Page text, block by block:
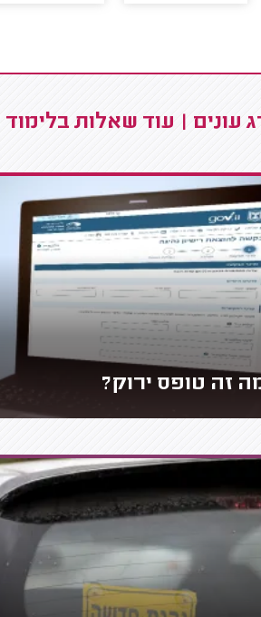
עונים | עוד שאלות בלימוד
זה טופס ירוק?